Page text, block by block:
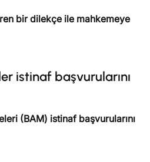
bir dilekçe ile mahkemeye
istinaf başvurularını
(BAM) istinaf başvurularını